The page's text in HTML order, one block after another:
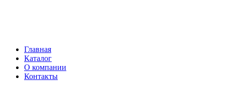
Главная
Каталог
О компании
Контакты